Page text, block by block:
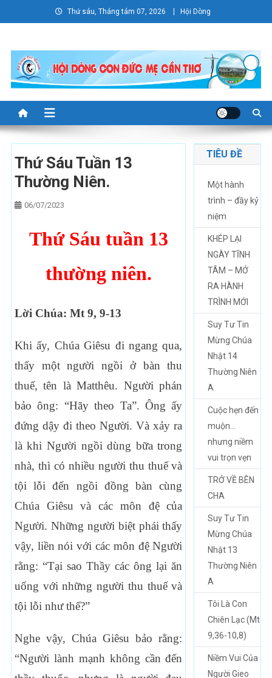
to
Thứ sáu, Tháng tám 07, 2026 Hội Dòng
Thứ Sáu Tuần 13
Thường Niên.
06/07/2023
Thứ Sáu tuần 13
thường niên.
Lời Chúa: Mt 9, 9-13
Khi ấy, Chúa Giêsu đi ngang qua,
thấy một người ngồi ở bàn thu
thuế, tên là Matthêu. Người phán
bảo ông: “Hãy theo Ta”. Ông ấy
đứng dậy đi theo Người. Và xảy ra
là khi Người ngồi dùng bữa trong
nhà, thì có nhiều người thu thuế và
tội lỗi đến ngồi đồng bàn cùng
Chúa Giêsu và các môn đệ của
Người. Những người biệt phái thấy
vậy, liền nói với các môn đệ Người
rằng: “Tại sao Thầy các ông lại ăn
uống với những người thu thuế và
tội lỗi như thế?”
Nghe vậy, Chúa Giêsu bảo rằng:
“Người lành mạnh không cần đến
TIÊU ĐỀ
Một hành
trình – đầy kỷ
niệm
KHÉP LẠI
NGÀY TĨNH
TÂM – MỞ
RA HÀNH
TRÌNH MỚI
Suy Tư Tin
Mừng Chúa
Nhật 14
Thường Niên
A
Cuộc hẹn đến
muộn…
nhưng niềm
vui trọn vẹn
TRỞ VỀ BÊN
CHA
Suy Tư Tin
Mừng Chúa
Nhật 13
Thường Niên
A
Tôi Là Con
Chiên Lạc (Mt
9,36-10,8)
Niềm Vui Của
Người Gieo